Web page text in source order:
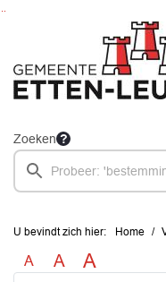
Ga naar de inhoud van deze
Zoeken
U bevindt zich hier: Home
A A A